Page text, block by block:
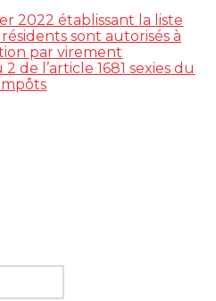
2022 établissant la liste
sont autorisés à
par virement
de l’article 1681 sexies du